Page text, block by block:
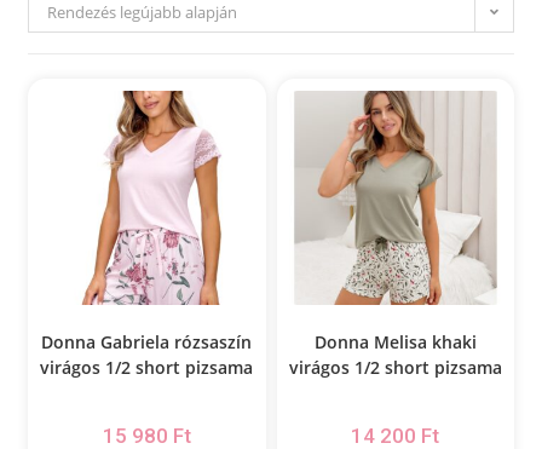
Rendezés legújabb alapján
Donna Gabriela rózsaszín
virágos 1/2 short pizsama
15 980 Ft
Donna Melisa khaki
virágos 1/2 short pizsama
14 200 Ft